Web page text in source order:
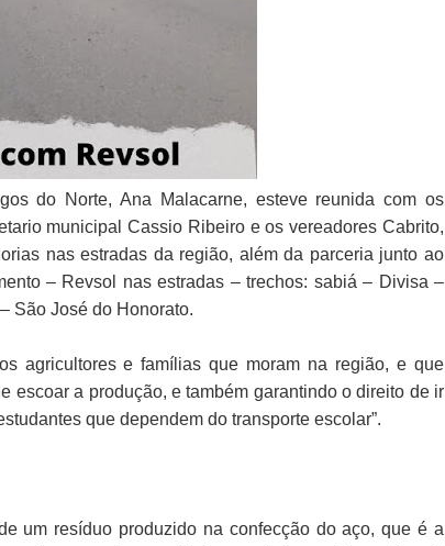
do Norte, Ana Malacarne, esteve reunida com os
municipal Cassio Ribeiro e os vereadores Cabrito,
nas estradas da região, além da parceria junto ao
– Revsol nas estradas – trechos: sabiá – Divisa –
São José do Honorato.
agricultores e famílias que moram na região, e que
escoar a produção, e também garantindo o direito de ir
que dependem do transporte escolar”.
um resíduo produzido na confecção do aço, que é a